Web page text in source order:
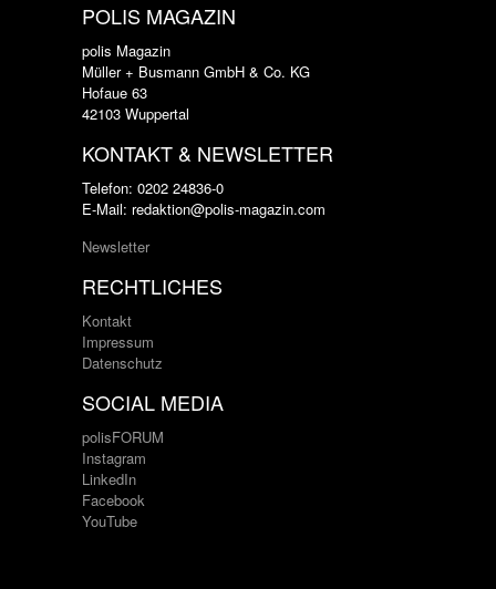
POLIS MAGAZIN
polis Magazin
Müller + Busmann GmbH & Co. KG
Hofaue 63
42103 Wuppertal
KONTAKT & NEWSLETTER
Telefon: 0202 24836-0
E-Mail: redaktion@polis-magazin.com
Newsletter
RECHTLICHES
Kontakt
Impressum
Datenschutz
SOCIAL MEDIA
polisFORUM
Instagram
LinkedIn
Facebook
YouTube